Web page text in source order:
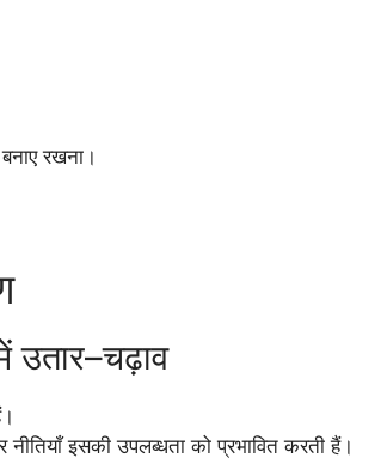
रखना।
नीतियाँ इसकी उपलब्धता को प्रभावित करती हैं।